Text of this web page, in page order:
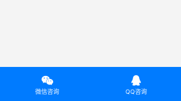

微信咨询

QQ咨询